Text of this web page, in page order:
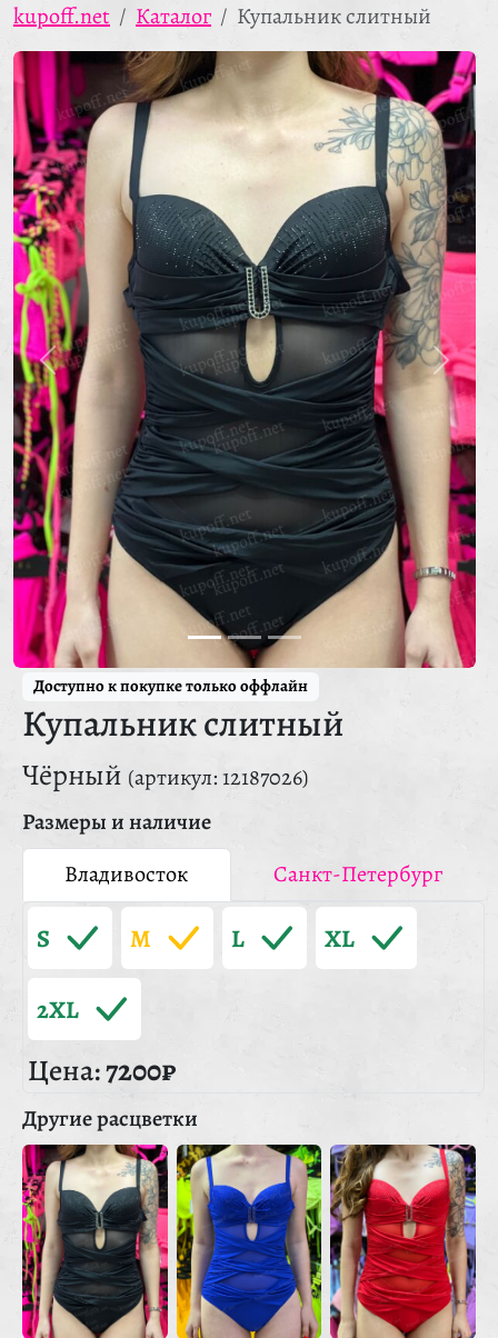
kupoff.net Каталог Купальник слитный
Доступно к покупке только оффлайн
Купальник слитный
Чёрный (артикул: 12187026)
Размеры и наличие
Владивосток
Санкт-Петербург
S M L XL
2XL
Цена:7200₽
Другие расцветки